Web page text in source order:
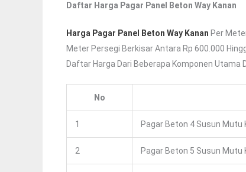
Daftar Harga Pagar Panel Beton Way Kanan
Harga Pagar Panel Beton Way Kanan Per
Meter Persegi Berkisar Antara Rp 600.000
Daftar Harga Dari Beberapa Komponen Utama
No
1 Pagar Beton 4 Susun Mutu
2 Pagar Beton 5 Susun Mutu